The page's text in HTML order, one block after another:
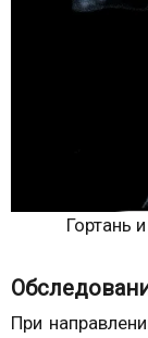
Гортань
При